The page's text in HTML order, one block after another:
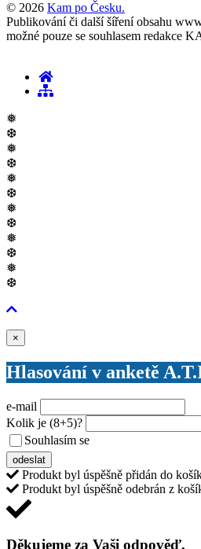
© 2026 Kam po Česku.
Publikování či další šíření obsahu
možné pouze se souhlasem redakce
❅
❆
❅
❆
❅
❆
❅
❆
❅
❆
❅
❆
×
Hlasování v anketě
e-mail
Kolik je (8+5)?
Souhlasím se
odeslat
Produkt byl úspěšně přidán do
Produkt byl úspěšně odebrán z
Děkujeme za Vaši odpověď,